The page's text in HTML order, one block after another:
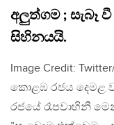
අලුත්ගම ; සැබෑ
සිහිනයයි.
Image Credit:
කොළඹ රජය දෙමළ
රජයේ රෑපවාහිනී